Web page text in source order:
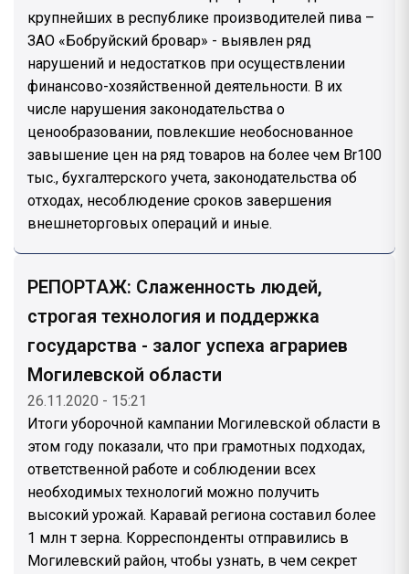
крупнейших в республике производителей пива –
ЗАО «Бобруйский бровар» - выявлен ряд
нарушений и недостатков при осуществлении
финансово-хозяйственной деятельности. В их
числе нарушения законодательства о
ценообразовании, повлекшие необоснованное
завышение цен на ряд товаров на более чем Br100
тыс., бухгалтерского учета, законодательства об
отходах, несоблюдение сроков завершения
внешнеторговых операций и иные.
РЕПОРТАЖ: Слаженность людей,
строгая технология и поддержка
государства - залог успеха аграриев
Могилевской области
26.11.2020 - 15:21
Итоги уборочной кампании Могилевской области в
этом году показали, что при грамотных подходах,
ответственной работе и соблюдении всех
необходимых технологий можно получить
высокий урожай. Каравай региона составил более
1 млн т зерна. Корреспонденты отправились в
Могилевский район, чтобы узнать, в чем секрет